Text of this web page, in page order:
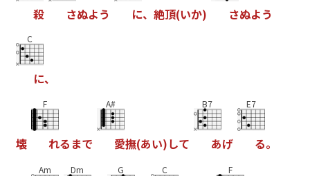
殺 さぬよう に、 絶頂(いか) さぬよう
C
に、
壊
F
れる まで
A#
愛撫(あい)して
B7
あげ
E7
る。
Am Dm G C F